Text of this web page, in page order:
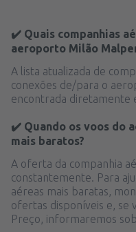
✔️ Quais companhias
aeroporto Milão
A lista atualizada de
conexões de/para o
encontrada diretamente
✔️ Quando os voos do
mais baratos?
A oferta da companhia
constantemente. Para
aéreas mais baratas,
ofertas disponíveis e, se
Preço, informaremos